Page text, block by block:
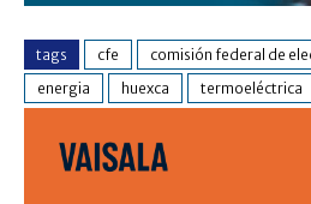
tags cfe comisión federal de
energia
huexca termoeléctrica